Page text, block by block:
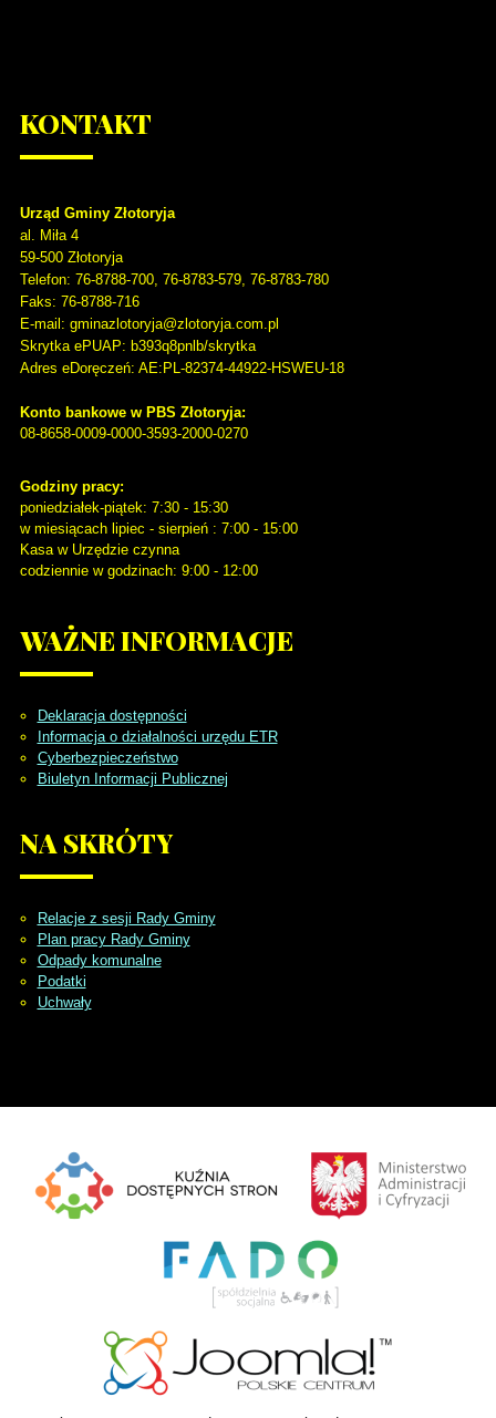
KONTAKT
Urząd Gminy Złotoryja
al. Miła 4
59-500 Złotoryja
Telefon: 76-8788-700, 76-8783-579, 76-8783-780
Faks: 76-8788-716
E-mail: gminazlotoryja@zlotoryja.com.pl
Skrytka ePUAP: b393q8pnlb/skrytka
Adres eDoręczeń: AE:PL-82374-44922-HSWEU-18
Konto bankowe w PBS Złotoryja:
08-8658-0009-0000-3593-2000-0270
Godziny pracy:
poniedziałek-piątek: 7:30 - 15:30
w miesiącach lipiec - sierpień : 7:00 - 15:00
Kasa w Urzędzie czynna
codziennie w godzinach: 9:00 - 12:00
WAŻNEINFORMACJE
Deklaracja dostępności
Informacja o działalności urzędu ETR
Cyberbezpieczeństwo
Biuletyn Informacji Publicznej
NA SKRÓTY
Relacje z sesji Rady Gminy
Plan pracy Rady Gminy
Odpady komunalne
Podatki
Uchwały